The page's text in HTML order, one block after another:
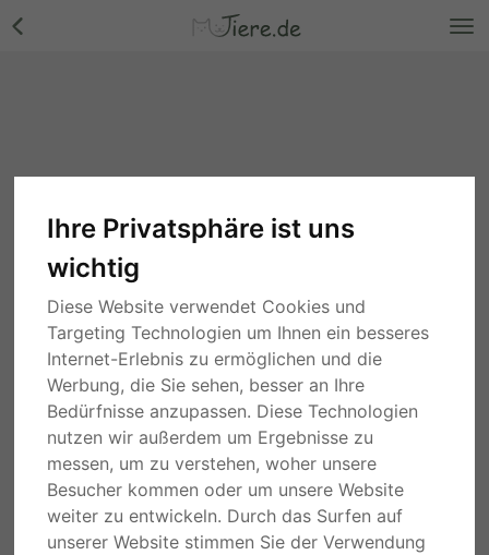
Ihre Privatsphäre ist uns
wichtig
Diese Website verwendet Cookies und
Targeting Technologien um Ihnen ein besseres
Internet-Erlebnis zu ermöglichen und die
Werbung, die Sie sehen, besser an Ihre
Bedürfnisse anzupassen. Diese Technologien
nutzen wir außerdem um Ergebnisse zu
messen, um zu verstehen, woher unsere
Besucher kommen oder um unsere Website
weiter zu entwickeln. Durch das Surfen auf
unserer Website stimmen Sie der Verwendung